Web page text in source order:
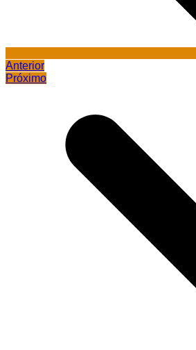
Anterior
Próximo